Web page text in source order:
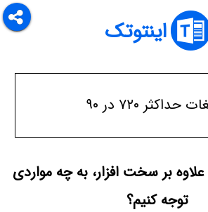
اینتوتک
حداکثر ۷۲۰ در ۹۰
بر سخت افزار، به چه مواردی
توجه کنیم؟